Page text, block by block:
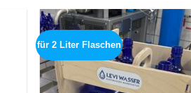
für 2 Liter Flaschen